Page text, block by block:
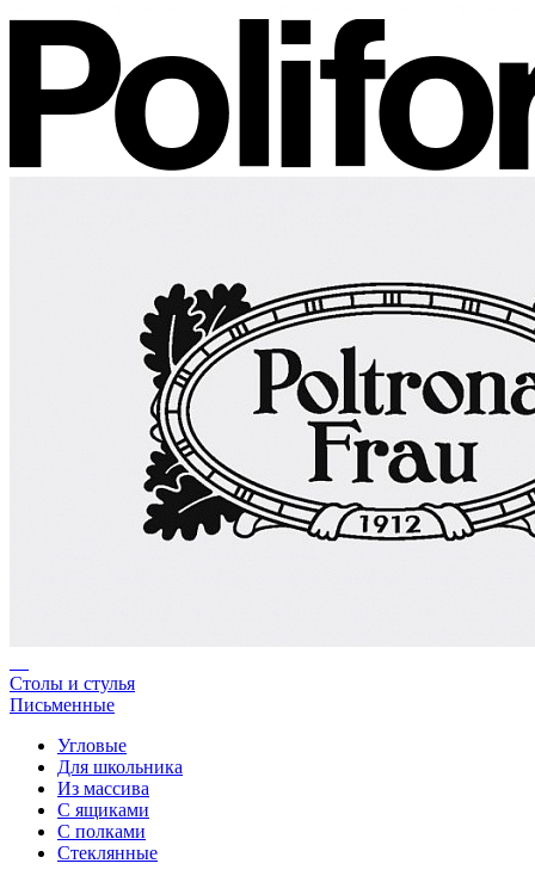
Столы и стулья
Письменные
Угловые
Для школьника
Из массива
С ящиками
С полками
Стеклянные